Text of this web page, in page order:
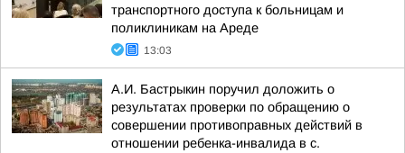
транспортного доступа к больницам и
поликлиникам на Ареде
13:03
А.И. Бастрыкин поручил доложить о
результатах проверки по обращению о
совершении противоправных действий в
отношении ребенка-инвалида в с.